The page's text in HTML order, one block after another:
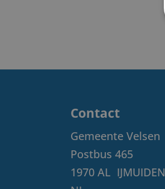
Contact
Gemeente Velsen
Postbus 465
1970 AL IJMUIDEN